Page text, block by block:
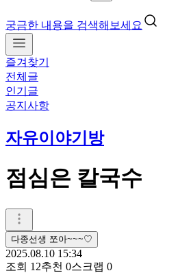
궁금한 내용을 검색해보세요
즐겨찾기
전체글
인기글
공지사항
자유이야기방
점심은 칼국수
다종선생 쪼아~~~♡
2025.08.10 15:34
조회 12추천 0스크랩 0